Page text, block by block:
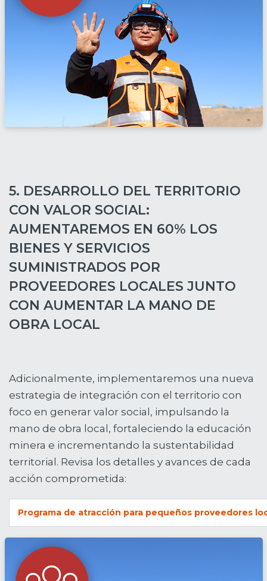
5. DESARROLLO DEL TERRITORIO
CON VALOR SOCIAL:
AUMENTAREMOS EN 60% LOS
BIENES Y SERVICIOS
SUMINISTRADOS POR
PROVEEDORES LOCALES JUNTO
CON AUMENTAR LA MANO DE
OBRA LOCAL
Adicionalmente, implementaremos una nueva
estrategia de integración con el territorio con
foco en generar valor social, impulsando la
mano de obra local, fortaleciendo la educación
minera e incrementando la sustentabilidad
territorial. Revisa los detalles y avances de cada
acción comprometida:
Programa de atracción para pequeños proveedores